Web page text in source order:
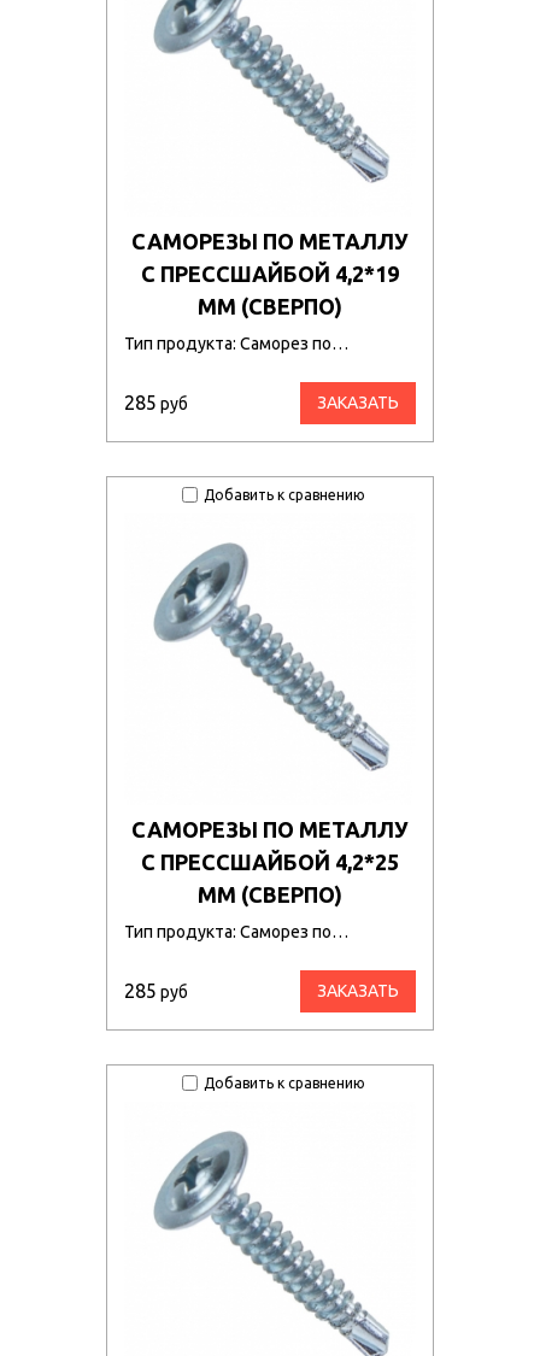
САМОРЕЗЫ ПО МЕТАЛЛУ
С ПРЕССШАЙБОЙ 4,2*19
ММ (СВЕРПО)
Тип продукта: Саморез по…
285 руб ЗАКАЗАТЬ
Добавить к сравнению
САМОРЕЗЫ ПО МЕТАЛЛУ
С ПРЕССШАЙБОЙ 4,2*25
ММ (СВЕРПО)
Тип продукта: Саморез по…
285 руб ЗАКАЗАТЬ
Добавить к сравнению